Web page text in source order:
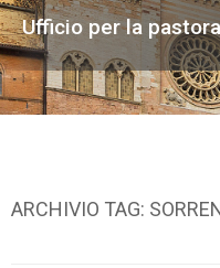
Ufficio per la
ARCHIVIO TAG: